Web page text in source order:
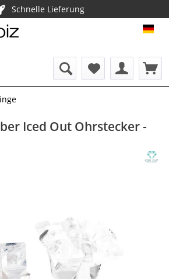
Schnelle Lieferung
Iced Out Ohrstecker -